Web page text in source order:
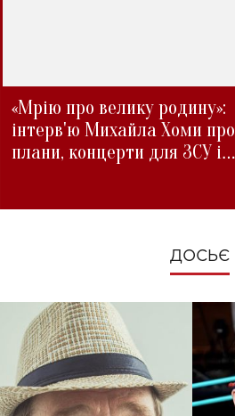
«Мрію про велику родину»:
інтерв'ю Михайла Хоми про
плани, концерти для ЗСУ і
ДОСЬЄ